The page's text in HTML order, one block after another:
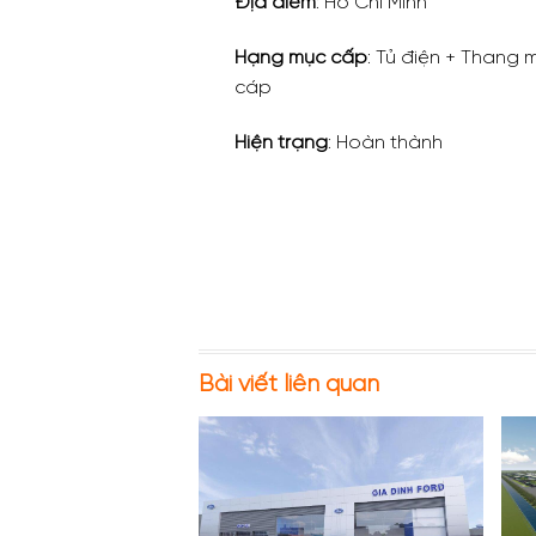
Hạng mục cấp: Tủ điện + Thang
cáp
Hiện trạng: Hoàn thành
Bài viết liên quan